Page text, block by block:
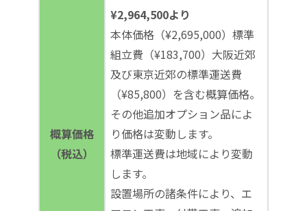
概算価格
（税込）
¥2,964,500より
本体価格（¥2,695,000）標準
組立費（¥183,700）大阪近郊
及び東京近郊の標準運送費
（¥85,800）を含む概算価格。
その他追加オプション品によ
り価格は変動します。
標準運送費は地域により変動
します。
設置場所の諸条件により、エ